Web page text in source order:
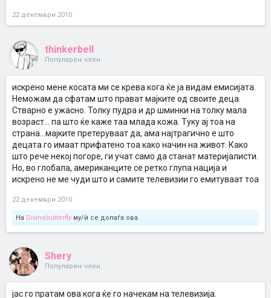
22 декември 2010
thinkerbell
Популарен член
искрено мене косата ми се крева кога ќе ја видам емисијата.
Неможам да сфатам што прават мајките од своите деца.
Стварно е ужасно. Толку пудра и др шминки на толку мала
возраст... па што ќе каже таа млада кожа. Туку ај тоа на
страна...мајките претеруваат да, ама најтрагично е што
децата го имаат прифатено тоа како начин на живот. Како
што рече некој погоре, ги учат само да станат материјалисти.
Но, во глобала, американците се ретко глупа нација и
искрено не ме чуди што и самите телевизии го емитуваат тоа
22 декември 2010
На Divinebutterfly му/ѝ се допаѓа ова.
Shery
Популарен член
јас го пратам ова кога ќе го начекам на телевизија.